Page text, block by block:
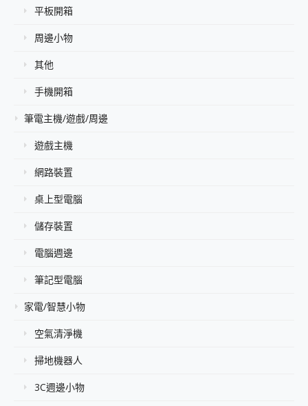
平板開箱
周邊小物
其他
手機開箱
筆電主機/遊戲/周邊
遊戲主機
網路裝置
桌上型電腦
儲存裝置
電腦週邊
筆記型電腦
家電/智慧小物
空氣清淨機
掃地機器人
3C週邊小物